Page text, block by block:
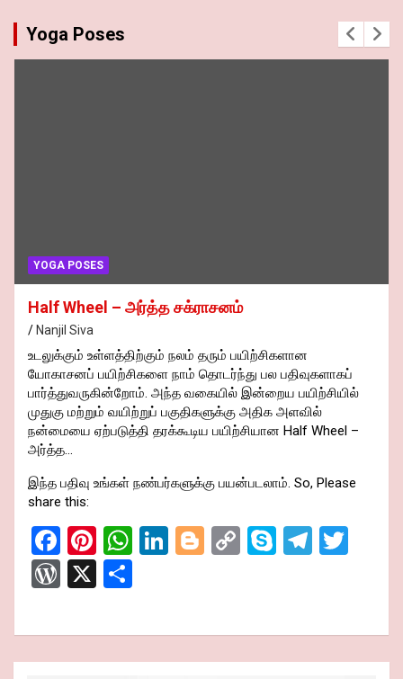
Yoga Poses
YOGA POSES
Half Wheel – அர்த்த சக்ராசனம்
Nanjil Siva
உடலுக்கும் உள்ளத்திற்கும் நலம் தரும் பயிற்சிகளான
யோகாசனப் பயிற்சிகளை நாம் தொடர்ந்து பல பதிவுகளாகப்
பார்த்துவருகின்றோம். அந்த வகையில் இன்றைய பயிற்சியில்
முதுகு மற்றும் வயிற்றுப் பகுதிகளுக்கு அதிக அளவில்
நன்மையை ஏற்படுத்தி தரக்கூடிய பயிற்சியான Half Wheel –
அர்த்த…
இந்த பதிவு உங்கள் நண்பர்களுக்கு பயன்படலாம். So, Please
share this:
F
a
ce
b
o
Pi
nt
er
es
t
W
s
A
Li
dI
n
Bl
g
er
C
Li
n
S
e
T
gr
a
er
W
d
Pr
X
ar
e